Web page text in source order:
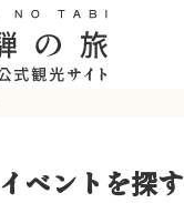
イベントを探す